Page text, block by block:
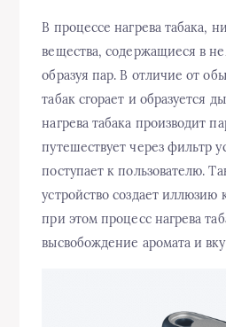
В процессе нагрева табака,
вещества, содержащиеся в
образуя пар. В отличие от
табак сгорает и образуется
нагрева табака производит
путешествует через фильтр
поступает к пользователю.
устройство создает иллюзию
при этом процесс нагрева
высвобождение аромата и